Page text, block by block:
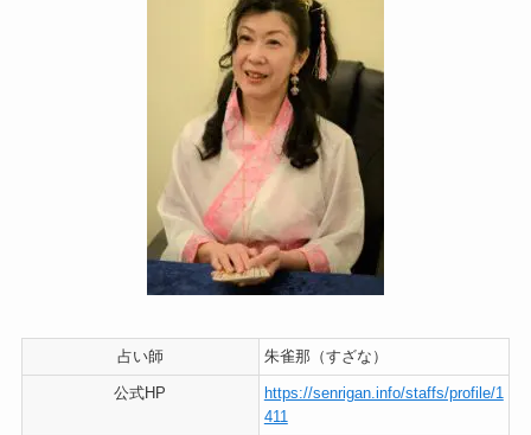
占い師 朱雀那（すざな）
公式HP
https://senrigan.info/staffs/profile/1
411